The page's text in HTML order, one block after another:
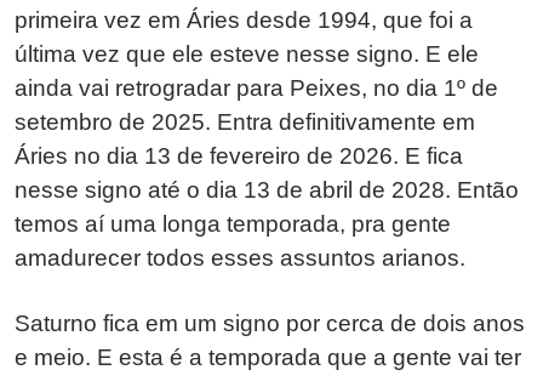
primeira vez em Áries desde 1994, que foi a
última vez que ele esteve nesse signo. E ele
ainda vai retrogradar para Peixes, no dia 1º de
setembro de 2025. Entra definitivamente em
Áries no dia 13 de fevereiro de 2026. E fica
nesse signo até o dia 13 de abril de 2028. Então
temos aí uma longa temporada, pra gente
amadurecer todos esses assuntos arianos.
Saturno fica em um signo por cerca de dois anos
e meio. E esta é a temporada que a gente vai ter